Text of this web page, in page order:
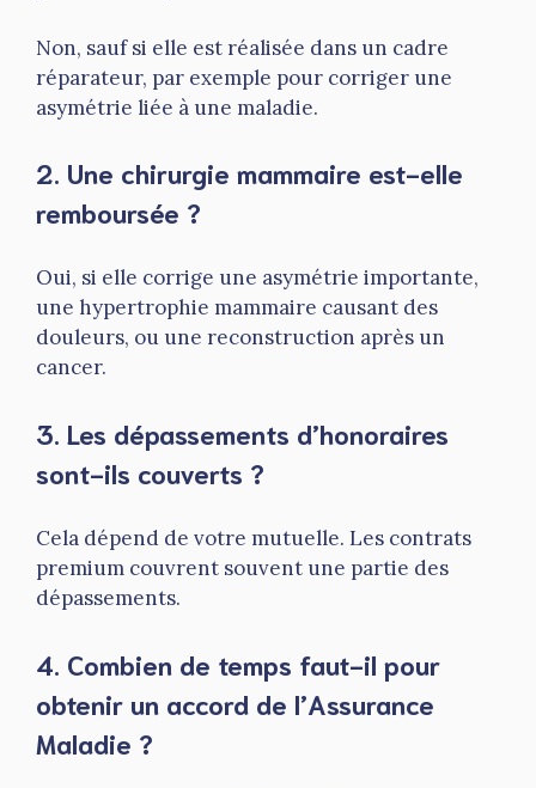
Non, sauf si elle est réalisée dans un cadre
réparateur, par exemple pour corriger une
asymétrie liée à une maladie.
2. Une chirurgie mammaire est-elle
remboursée ?
Oui, si elle corrige une asymétrie importante,
une hypertrophie mammaire causant des
douleurs, ou une reconstruction après un
cancer.
3. Les dépassements d’honoraires
sont-ils couverts ?
Cela dépend de votre mutuelle. Les contrats
premium couvrent souvent une partie des
dépassements.
4. Combien de temps faut-il pour
obtenir un accord de l’Assurance
Maladie ?